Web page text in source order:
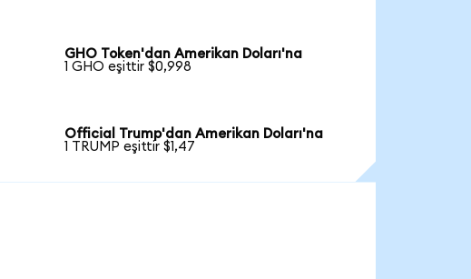
GHO Token'dan Amerikan Doları'na
1 GHO eşittir $0,998
Official Trump'dan Amerikan Doları'na
1 TRUMP eşittir $1,47